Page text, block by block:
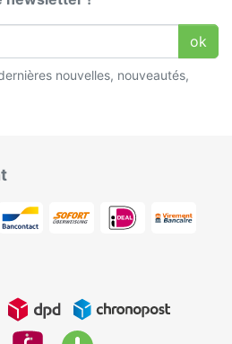
ok
nouvelles, nouveautés,